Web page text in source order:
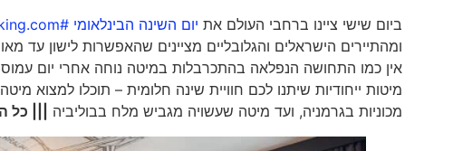
ביום שישי ציינו ברחבי העולם את יום השינה הבינלאומי #World Sleep Day
ומהתיירים הישראלים והגלובליים מציינים שהאפשרות לישון עד
אין כמו התחושה הנפלאה בהתכרבלות במיטה נוחה אחרי יום עמוס
מיטות ייחודיות שיתנו לכם חוויית שינה חלומית – תוכלו למצוא
מכוניות בגרמניה, ועד מיטה שעשויה מגביש מלח בבוליביה
||| כל